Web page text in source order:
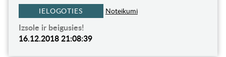
IELOGOTIES Noteikumi
Izsole ir beigusies!
16.12.2018 21:08:39